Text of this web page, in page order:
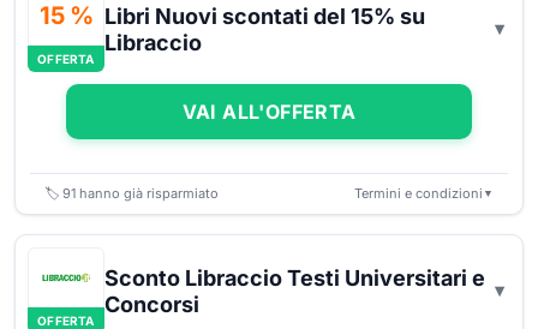
15 %
OFFERTA
Libri Nuovi scontati del 15% su
Libraccio
VAI ALL'OFFERTA
🏷️ 91 hanno già risparmiato Termini e condizioni ▼
OFFERTA
Sconto Libraccio Testi Universitari e
Concorsi